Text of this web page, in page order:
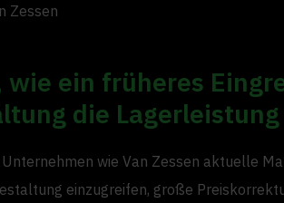
Zessen
wie ein früheres
die
Unternehmen wie Van Zessen aktuelle
einzugreifen, große